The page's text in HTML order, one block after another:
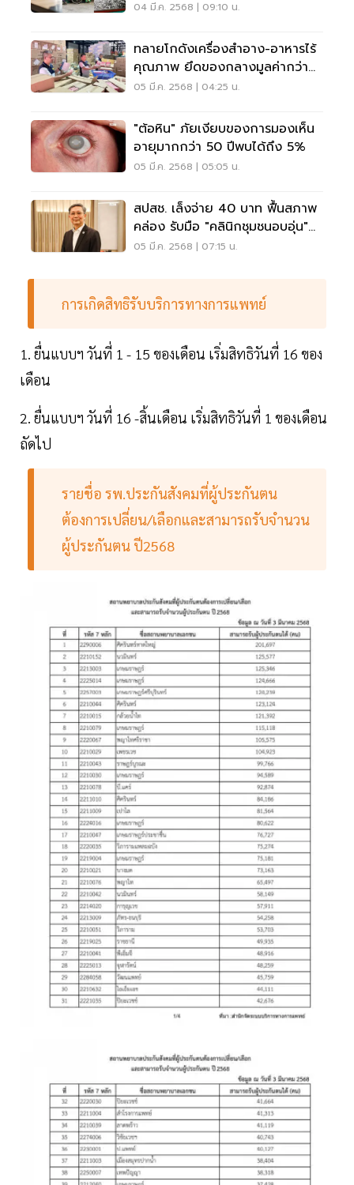
คุ้มครอง ม.33
04 มี.ค. 2568 | 09:10 น.
ทลายโกดังเครื่องสำอาง-อาหารไร้
คุณภาพ ยึดของกลางมูลค่ากว่า
46 ล้าน
05 มี.ค. 2568 | 04:25 น.
"ต้อหิน" ภัยเงียบของการมองเห็น
อายุมากกว่า 50 ปีพบได้ถึง 5%
05 มี.ค. 2568 | 05:05 น.
สปสช. เล็งจ่าย 40 บาท ฟื้นสภาพ
คล่อง รับมือ "คลินิกชุมชนอบอุ่น"
วิกฤต
05 มี.ค. 2568 | 07:15 น.
การเกิดสิทธิรับบริการทางการแพทย์
1. ยื่นแบบฯ วันที่ 1 - 15 ของเดือน เริ่มสิทธิวันที่ 16 ของ
เดือน
2. ยื่นแบบฯ วันที่ 16 -สิ้นเดือน เริ่มสิทธิวันที่ 1 ของเดือน
ถัดไป
รายชื่อ รพ.ประกันสังคมที่ผู้ประกันตน
ต้องการเปลี่ยน/เลือกและสามารถรับจำนวน
ผู้ประกันตน ปี2568